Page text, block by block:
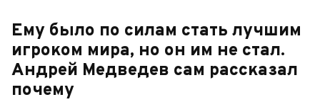
Ему было по силам стать лучшим
игроком мира, но он им не стал.
Андрей Медведев сам рассказал
почему